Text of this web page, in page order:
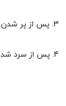
3. پس از پر شدن، دهانه بسته و دوخت حرارتی زده شود.
4. پس از سرد شدن، قیر جامد و قابل حمل می‌شود.